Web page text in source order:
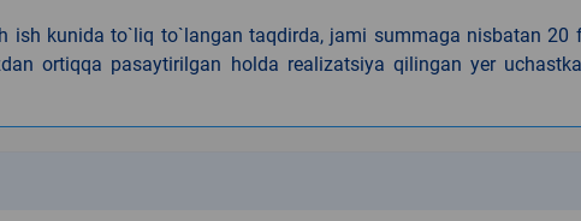
ish kunida to`liq to`langan taqdirda, jami summaga nisbatan 20
ortiqqa pasaytirilgan holda realizatsiya qilingan yer